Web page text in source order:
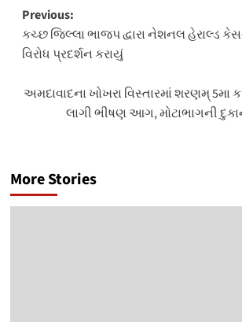
Post
navigation
Previous:
કચ્છ જિલ્લા ભાજપ દ્વારા નેશનલ હેરાલ્ડ
વિરોધ પ્રદર્શન કરાયું
અમદાવાદના ખોખરા વિસ્તારમાં શરણમ્ 5મા
લાગી ભીષણ આગ, મોટાભાગની
More Stories